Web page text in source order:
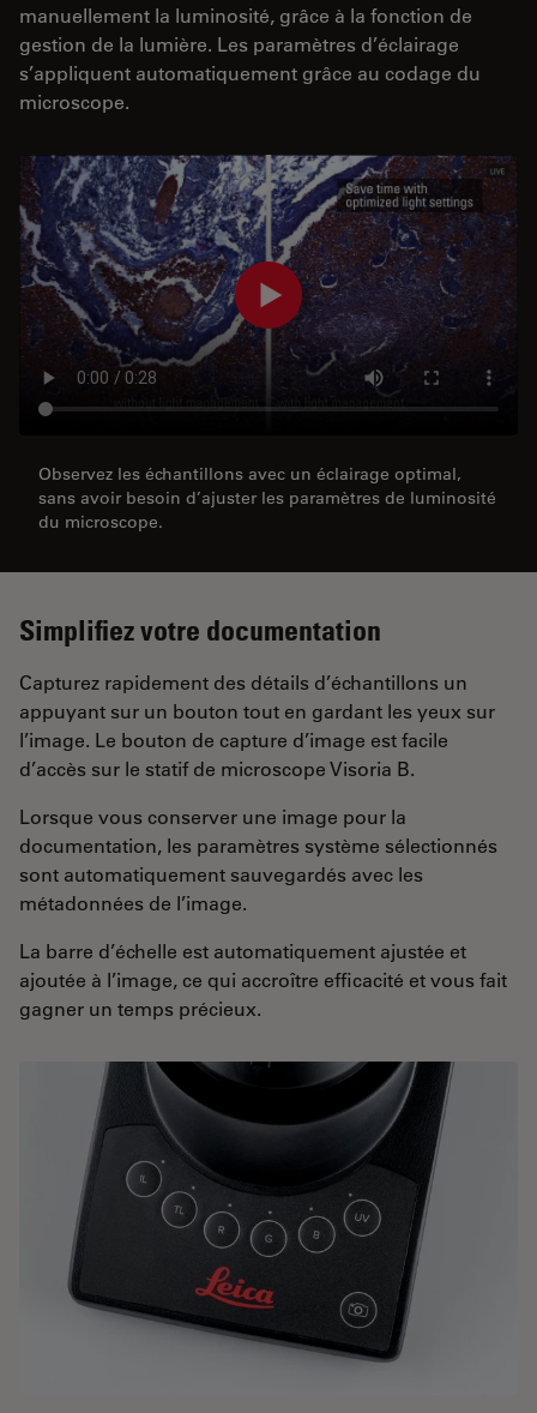
manuellement la luminosité, grâce à la fonction de
gestion de la lumière. Les paramètres d’éclairage
s’appliquent automatiquement grâce au codage du
microscope.
Observez les échantillons avec un éclairage optimal,
sans avoir besoin d’ajuster les paramètres de luminosité
du microscope.
Simplifiez votre documentation
Capturez rapidement des détails d’échantillons un
appuyant sur un bouton tout en gardant les yeux sur
l’image. Le bouton de capture d’image est facile
d’accès sur le statif de microscope Visoria B.
Lorsque vous conserver une image pour la
documentation, les paramètres système sélectionnés
sont automatiquement sauvegardés avec les
métadonnées de l’image.
La barre d’échelle est automatiquement ajustée et
ajoutée à l’image, ce qui accroître efficacité et vous fait
gagner un temps précieux.